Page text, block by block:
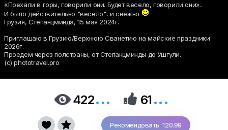
«Поехали в горы, говорили они. Будет весело, говорили они»..
И было действительно "весело".. и снежно
Грузия, Степанцминда, 15 мая 2024г.
Приглашаю в Грузию/Верхнюю Сванетию на майские праздники
2026г.
Проедем через полстраны, от Степанцминды до Ушгули.
(c) phototravel.pro
 422...  61...
Рекомендовать 120.99
 